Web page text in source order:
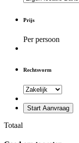
Prijs
Per persoon
Rechtsvorm
Start Aanvraag
Totaal